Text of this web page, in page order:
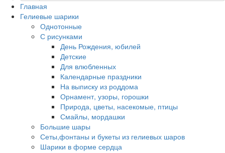
Главная
Гелиевые шарики
Однотонные
С рисунками
День Рождения, юбилей
Детские
Для влюбленных
Календарные праздники
На выписку из роддома
Орнамент, узоры, горошки
Природа, цветы, насекомые, птицы
Смайлы, мордашки
Большие шары
Сеты,фонтаны и букеты из гелиевых шаров
Шарики в форме сердца